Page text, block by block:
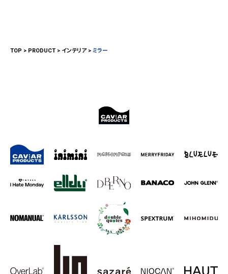
TOP PRODUCT インテリア ミラー